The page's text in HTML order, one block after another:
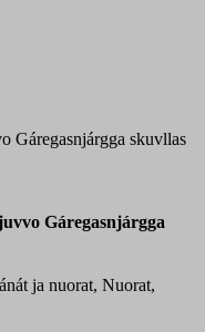
Gáregasnjárgga skuvllas
Gáregasnjárgga
ja nuorat, Nuorat,